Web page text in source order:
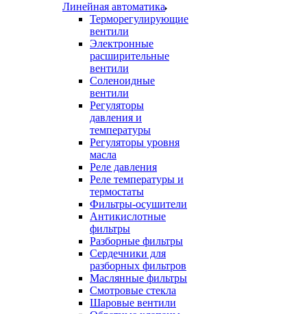
Линейная автоматика
Терморегулирующие
вентили
Электронные
расширительные
вентили
Соленоидные
вентили
Регуляторы
давления и
температуры
Регуляторы уровня
масла
Реле давления
Реле температуры и
термостаты
Фильтры-осушители
Антикислотные
фильтры
Разборные фильтры
Сердечники для
разборных фильтров
Маслянные фильтры
Смотровые стекла
Шаровые вентили